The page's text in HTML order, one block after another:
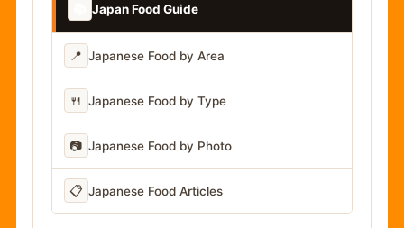
Japan Food Guide
📍 Japanese Food by Area
🍴 Japanese Food by Type
📷 Japanese Food by Photo
📋 Japanese Food Articles